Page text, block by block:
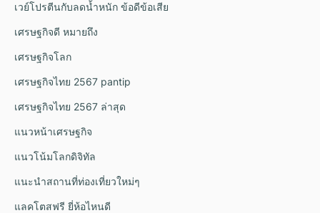
เวย์โปรตีนกับลดน้ำหนัก ข้อดีข้อเสีย
เศรษฐกิจดี หมายถึง
เศรษฐกิจโลก
เศรษฐกิจไทย 2567 pantip
เศรษฐกิจไทย 2567 ล่าสุด
แนวหน้าเศรษฐกิจ
แนวโน้มโลกดิจิทัล
แนะนำสถานที่ท่องเที่ยวใหม่ๆ
แลคโตสฟรี ยี่ห้อไหนดี